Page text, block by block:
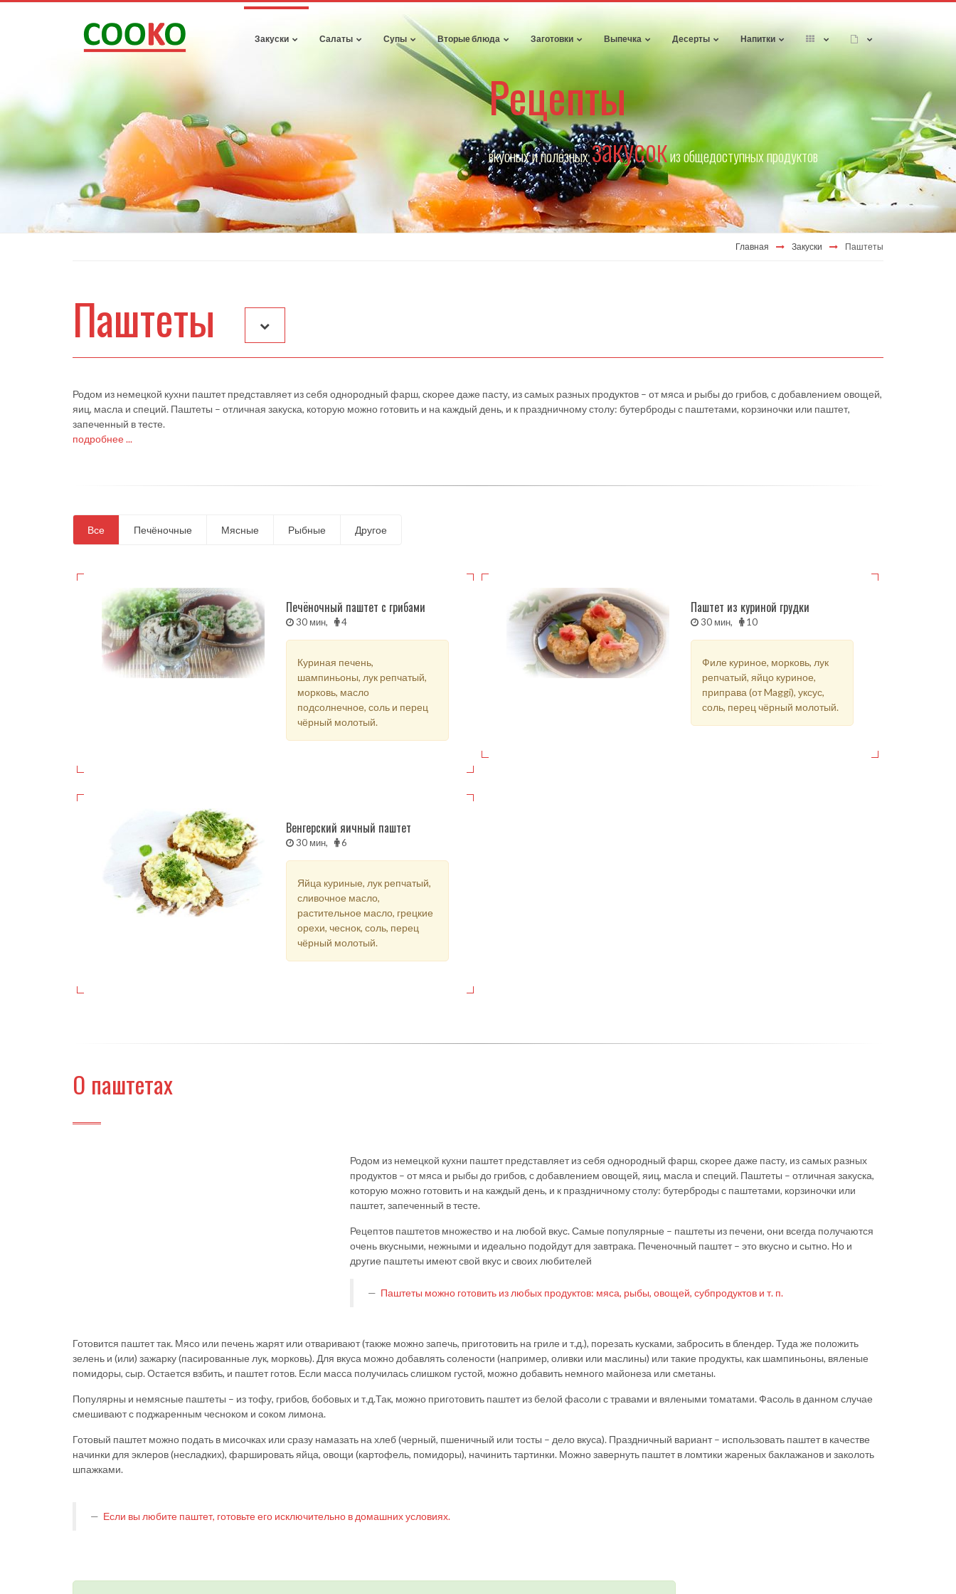
Закуски Салаты Супы Вторые блюда Заготовки Выпечка Десерты Напитки
Рецепты
вкусных и полезныхзакусокиз общедоступных продуктов
Главная Закуски Паштеты
Паштеты
Родом из немецкой кухни паштет представляет из себя однородный фарш, скорее даже пасту, из самых разных продуктов – от мяса и рыбы до грибов, с добавлением овощей,
яиц, масла и специй. Паштеты – отличная закуска, которую можно готовить и на каждый день, и к праздничному столу: бутерброды с паштетами, корзиночки или паштет,
запеченный в тесте.
подробнее ...
Все Печёночные Мясные Рыбные Другое
Печёночный паштет с грибами
30 мин, 4
Куриная печень,
шампиньоны, лук репчатый,
морковь, масло
подсолнечное, соль и перец
чёрный молотый.
Паштет из куриной грудки
30 мин, 10
Филе куриное, морковь, лук
репчатый, яйцо куриное,
приправа (от Maggi), уксус,
соль, перец чёрный молотый.
Венгерский яичный паштет
30 мин, 6
Яйца куриные, лук репчатый,
сливочное масло,
растительное масло, грецкие
орехи, чеснок, соль, перец
чёрный молотый.
О паштетах
Родом из немецкой кухни паштет представляет из себя однородный фарш, скорее даже пасту, из самых разных
продуктов – от мяса и рыбы до грибов, с добавлением овощей, яиц, масла и специй. Паштеты – отличная закуска,
которую можно готовить и на каждый день, и к праздничному столу: бутерброды с паштетами, корзиночки или
паштет, запеченный в тесте.
Рецептов паштетов множество и на любой вкус. Самые популярные – паштеты из печени, они всегда получаются
очень вкусными, нежными и идеально подойдут для завтрака. Печеночный паштет – это вкусно и сытно. Но и
другие паштеты имеют свой вкус и своих любителей
Паштеты можно готовить из любых продуктов: мяса, рыбы, овощей, субпродуктов и т. п.
Готовится паштет так. Мясо или печень жарят или отваривают (также можно запечь, приготовить на гриле и т.д.), порезать кусками, забросить в блендер. Туда же положить
зелень и (или) зажарку (пасированные лук, морковь). Для вкуса можно добавлять солености (например, оливки или маслины) или такие продукты, как шампиньоны, вяленые
помидоры, сыр. Остается взбить, и паштет готов. Если масса получилась слишком густой, можно добавить немного майонеза или сметаны.
Популярны и немясные паштеты – из тофу, грибов, бобовых и т.д.Так, можно приготовить паштет из белой фасоли с травами и вялеными томатами. Фасоль в данном случае
смешивают с поджаренным чесноком и соком лимона.
Готовый паштет можно подать в мисочках или сразу намазать на хлеб (черный, пшеничный или тосты – дело вкуса). Праздничный вариант – использовать паштет в качестве
начинки для эклеров (несладких), фаршировать яйца, овощи (картофель, помидоры), начинить тартинки. Можно завернуть паштет в ломтики жареных баклажанов и заколоть
шпажками.
Если вы любите паштет, готовьте его исключительно в домашних условиях.